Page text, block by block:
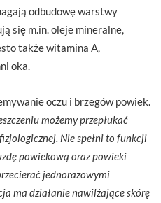
odbudowę warstwy
się m.in. oleje mineralne,
także witamina A,
oka.
oczu i brzegów powiek.
możemy przepłukać
Nie spełni to funkcji
powiekową oraz powieki
jednorazowymi
ma działanie nawilżające skórę